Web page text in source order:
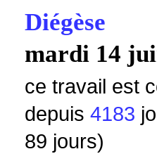
Diégèse
mardi 14
ce travail est
depuis 4183
89 jours)